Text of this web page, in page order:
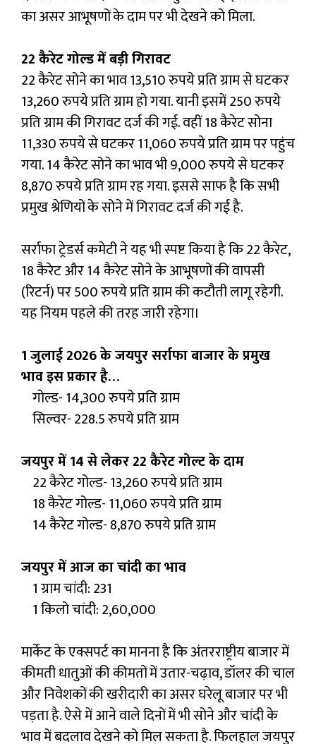
का असर आभूषणों के दाम पर भी देखने को मिला.
22 कैरेट गोल्ड में बड़ी गिरावट
22 कैरेट सोने का भाव 13,510 रुपये प्रति ग्राम से घटकर
13,260 रुपये प्रति ग्राम हो गया. यानी इसमें 250 रुपये
प्रति ग्राम की गिरावट दर्ज की गई. वहीं 18 कैरेट सोना
11,330 रुपये से घटकर 11,060 रुपये प्रति ग्राम पर पहुंच
गया. 14 कैरेट सोने का भाव भी 9,000 रुपये से घटकर
8,870 रुपये प्रति ग्राम रह गया. इससे साफ है कि सभी
प्रमुख श्रेणियों के सोने में गिरावट दर्ज की गई है.
सर्राफा ट्रेडर्स कमेटी ने यह भी स्पष्ट किया है कि 22 कैरेट,
18 कैरेट और 14 कैरेट सोने के आभूषणों की वापसी
(रिटर्न) पर 500 रुपये प्रति ग्राम की कटौती लागू रहेगी.
यह नियम पहले की तरह जारी रहेगा।
1 जुलाई 2026 के जयपुर सर्राफा बाजार के प्रमुख
भाव इस प्रकार है…
गोल्ड- 14,300 रुपये प्रति ग्राम
सिल्वर- 228.5 रुपये प्रति ग्राम
जयपुर में 14 से लेकर 22 कैरेट गोल्ट के दाम
22 कैरेट गोल्ड- 13,260 रुपये प्रति ग्राम
18 कैरेट गोल्ड- 11,060 रुपये प्रति ग्राम
14 कैरेट गोल्ड- 8,870 रुपये प्रति ग्राम
जयपुर में आज का चांदी का भाव
1 ग्राम चांदी: ₹231
1 किलो चांदी: ₹2,60,000
मार्केट के एक्सपर्ट का मानना है कि अंतरराष्ट्रीय बाजार में
कीमती धातुओं की कीमतों में उतार-चढ़ाव, डॉलर की चाल
और निवेशकों की खरीदारी का असर घरेलू बाजार पर भी
पड़ता है. ऐसे में आने वाले दिनों में भी सोने और चांदी के
भाव में बदलाव देखने को मिल सकता है. फिलहाल जयपुर